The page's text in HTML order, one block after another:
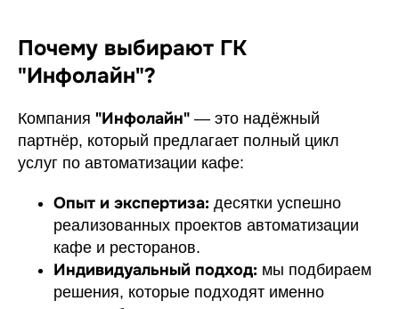
Почему выбирают ГК
"Инфолайн"?
Компания "Инфолайн" — это надёжный
партнёр, который предлагает полный цикл
услуг по автоматизации кафе:
Опыт и экспертиза: десятки успешно
реализованных проектов автоматизации
кафе и ресторанов.
Индивидуальный подход: мы подбираем
решения, которые подходят именно